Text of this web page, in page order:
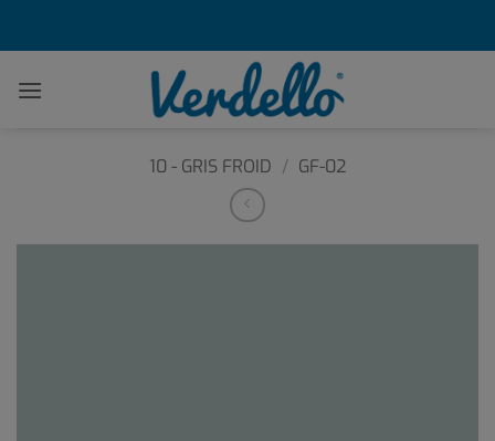
10 - GRIS FROID / GF-02